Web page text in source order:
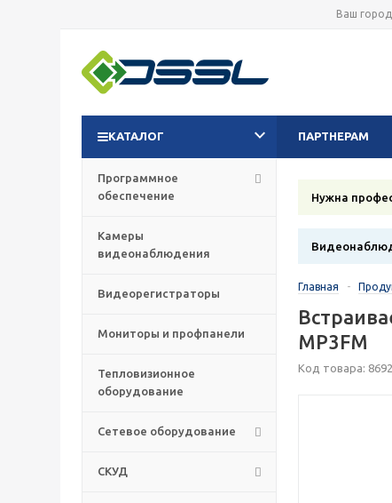
Ваш город
КАТАЛОГ ПАРТНЕРАМ
Программное
обеспечение
Камеры
видеонаблюдения
Видеорегистраторы
Мониторы и профпанели
Тепловизионное
оборудование
Сетевое оборудование
СКУД
Нужна
Главная -
MP3FM
Код товара: